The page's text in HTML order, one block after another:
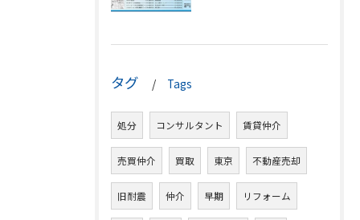
タグ Tags
処分 コンサルタント 賃貸仲介
売買仲介 買取 東京 不動産売却
旧耐震 仲介 早期 リフォーム